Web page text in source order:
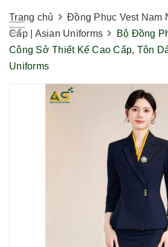
Trang chủ
Đồng Phục Vest Nam
Cấp | Asian Uniforms
Bộ Đồng
Công Sở Thiết Kế Cao Cấp, Tôn
Uniforms